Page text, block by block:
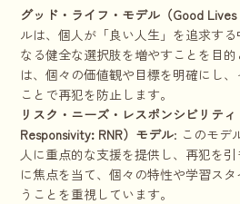
グッド・ライフ・モデル（Good Lives
ルは、個人が「良い人生」を追求す
なる健全な選択肢を増やすことを目
は、個々の価値観や目標を明確にし
ことで再犯を防止します。
リスク・ニーズ・レスポンシビリテ
Responsivity: RNR）モデル: このモデ
人に重点的な支援を提供し、再犯を引
に焦点を当て、個々の特性や学習ス
うことを重視しています。